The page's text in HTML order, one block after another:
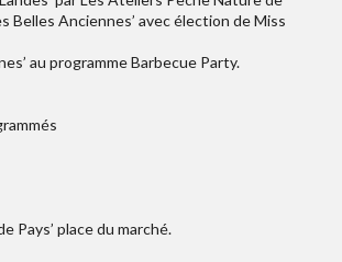
Belles Anciennes’ avec élection de Miss
au programme Barbecue Party.
Pays’ place du marché.